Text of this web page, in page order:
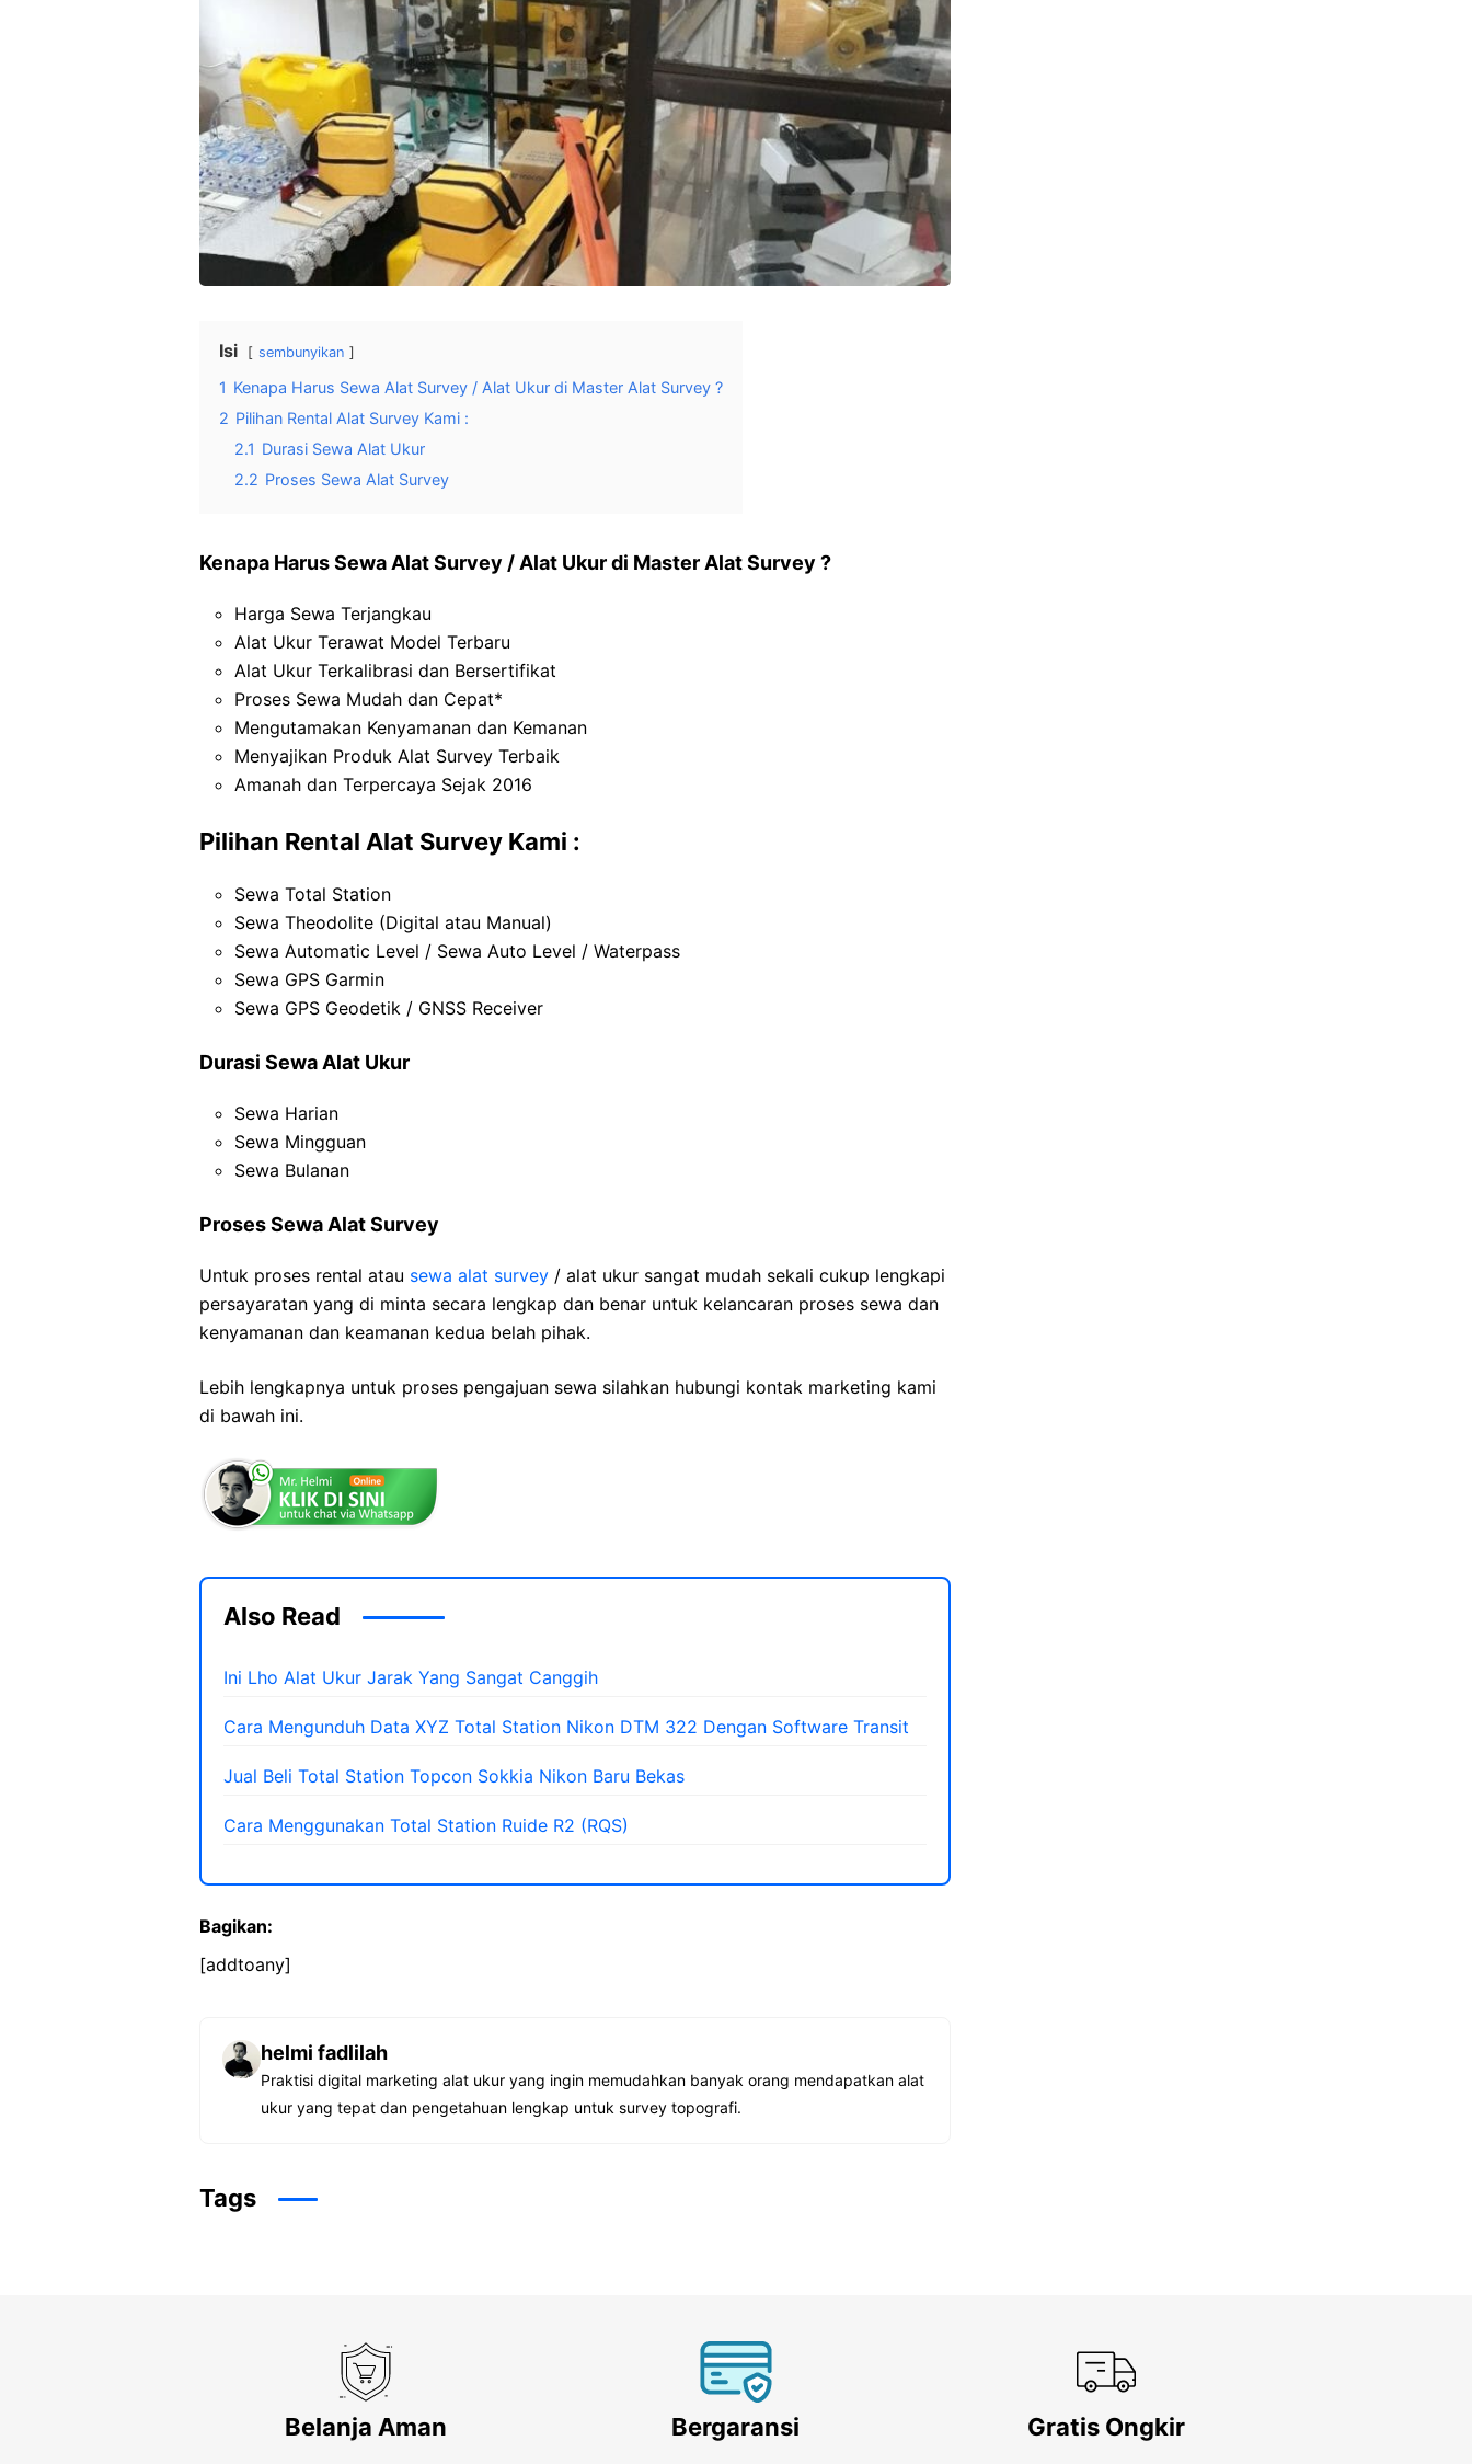
Isi sembunyikan
1 Kenapa Harus Sewa Alat Survey / Alat Ukur di Master Alat Survey ?
2 Pilihan Rental Alat Survey Kami :
2.1 Durasi Sewa Alat Ukur
2.2 Proses Sewa Alat Survey
Kenapa Harus Sewa Alat Survey / Alat Ukur di Master Alat Survey ?
Harga Sewa Terjangkau
Alat Ukur Terawat Model Terbaru
Alat Ukur Terkalibrasi dan Bersertifikat
Proses Sewa Mudah dan Cepat*
Mengutamakan Kenyamanan dan Kemanan
Menyajikan Produk Alat Survey Terbaik
Amanah dan Terpercaya Sejak 2016
Pilihan Rental Alat Survey Kami :
Sewa Total Station
Sewa Theodolite (Digital atau Manual)
Sewa Automatic Level / Sewa Auto Level / Waterpass
Sewa GPS Garmin
Sewa GPS Geodetik / GNSS Receiver
Durasi Sewa Alat Ukur
Sewa Harian
Sewa Mingguan
Sewa Bulanan
Proses Sewa Alat Survey
Untuk proses rental atau sewa alat survey / alat ukur sangat mudah sekali cukup lengkapi
persayaratan yang di minta secara lengkap dan benar untuk kelancaran proses sewa dan
kenyamanan dan keamanan kedua belah pihak.
Lebih lengkapnya untuk proses pengajuan sewa silahkan hubungi kontak marketing kami
di bawah ini.
Also Read
Ini Lho Alat Ukur Jarak Yang Sangat Canggih
Cara Mengunduh Data XYZ Total Station Nikon DTM 322 Dengan Software Transit
Jual Beli Total Station Topcon Sokkia Nikon Baru Bekas
Cara Menggunakan Total Station Ruide R2 (RQS)
Bagikan:
[addtoany]
helmi fadlilah
Praktisi digital marketing alat ukur yang ingin memudahkan banyak orang mendapatkan alat
ukur yang tepat dan pengetahuan lengkap untuk survey topografi.
Tags
Belanja Aman Bergaransi Gratis Ongkir